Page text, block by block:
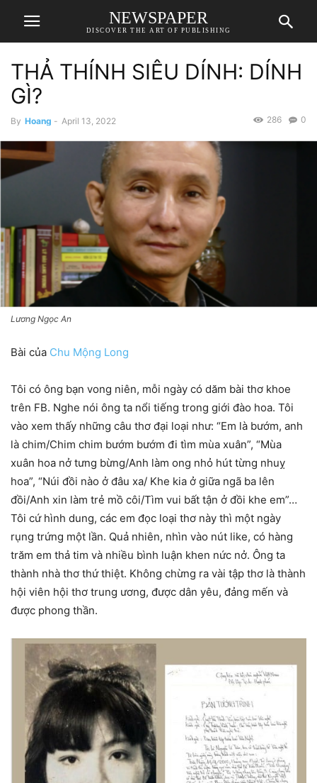
NEWSPAPER
DISCOVER THE ART OF PUBLISHING
THẢ THÍNH SIÊU DÍNH: DÍNH
GÌ?
By Hoang - April 13, 2022 0
286
Lương Ngọc An
Bài của Chu Mộng Long
Tôi có ông bạn vong niên, mỗi ngày có dăm bài thơ khoe
trên FB. Nghe nói ông ta nổi tiếng trong giới đào hoa. Tôi
vào xem thấy những câu thơ đại loại như: “Em là bướm, anh
là chim/Chim chim bướm bướm đi tìm mùa xuân”, “Mùa
xuân hoa nở tưng bừng/Anh làm ong nhỏ hút từng nhuỵ
hoa”, “Núi đồi nào ở đâu xa/ Khe kia ở giữa ngã ba lên
đồi/Anh xin làm trẻ mồ côi/Tìm vui bất tận ở đồi khe em”…
Tôi cứ hình dung, các em đọc loại thơ này thì một ngày
rụng trứng một lần. Quả nhiên, nhìn vào nút like, có hàng
trăm em thả tim và nhiều bình luận khen nức nở. Ông ta
thành nhà thơ thứ thiệt. Không chừng ra vài tập thơ là thành
hội viên hội thơ trung ương, được dân yêu, đảng mến và
được phong thần.